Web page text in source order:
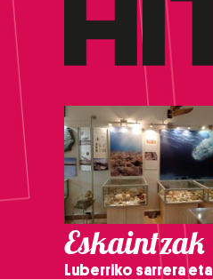
Eskaintzak
Luberriko sarrera eta